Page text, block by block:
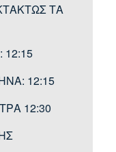
ΤΑ
12:15
12:15
12:30